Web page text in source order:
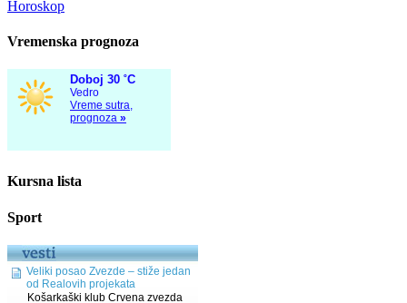
Horoskop
Vremenska prognoza
Kursna lista
Sport